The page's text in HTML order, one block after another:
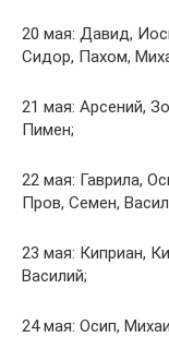
20 мая: Давид,
Сидор, Пахом,
21 мая: Арсений,
Пимен;
22 мая: Гаврила,
Пров, Семен,
23 мая: Киприан,
Василий;
24 мая: Осип,